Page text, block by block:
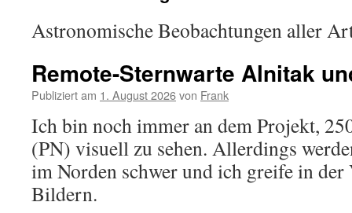
Astronomische Beobachtungen aller
Remote-Sternwarte Alnitak
Publiziert am 1. August 2026von Frank
Ich bin noch immer an dem Projekt,
(PN) visuell zu sehen. Allerdings
im Norden schwer und ich greife in
Bildern.